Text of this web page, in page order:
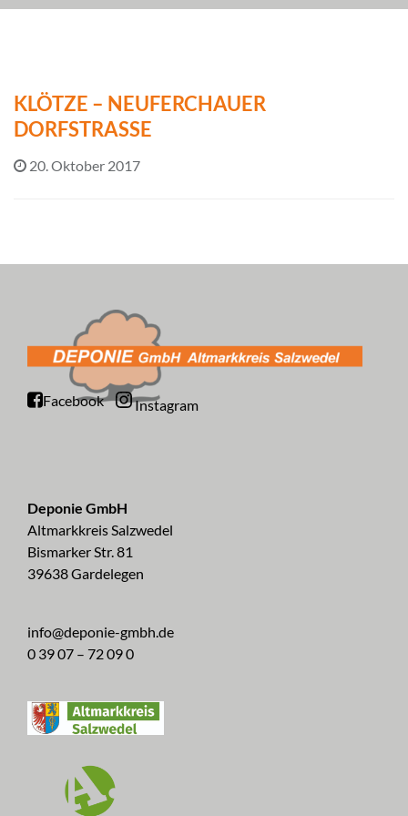
KLÖTZE – NEUFERCHAUER
DORFSTRASSE
20. Oktober 2017
Facebook Instagram
Deponie GmbH
Altmarkkreis Salzwedel
Bismarker Str. 81
39638 Gardelegen
info@deponie-gmbh.de
0 39 07 – 72 09 0